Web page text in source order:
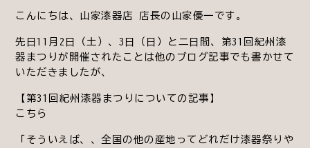
こんにちは、山家漆器店 店長の山家優一です。
先日11月2日（土）、3日（日）と二日間、第31回紀州漆
器まつりが開催されたことは他のブログ記事でも書かせて
いただきましたが、
【第31回紀州漆器まつりについての記事】→
こちら
「そういえば、、全国の他の産地ってどれだけ漆器祭りや